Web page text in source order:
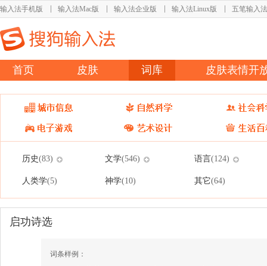
输入法手机版 输入法Mac版 输入法企业版 输入法Linux版 五笔输入法
首页 皮肤 词库 皮肤表情开
历史(83) 文学(546) 语言(124)
人类学(5) 神学(10) 其它(64)
启功诗选
词条样例：